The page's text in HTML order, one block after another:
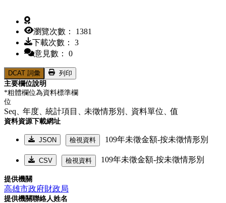
瀏覽次數： 1381
下載次數： 3
意見數： 0
DCAT 詞彙
列印
主要欄位說明
*粗體欄位為資料標準欄
位
Seq、年度、統計項目、未徵情形別、資料單位、值
資料資源下載網址
JSON 檢視資料 109年未徵金額-按未徵情形別
CSV 檢視資料 109年未徵金額-按未徵情形別
提供機關
高雄市政府財政局
提供機關聯絡人姓名